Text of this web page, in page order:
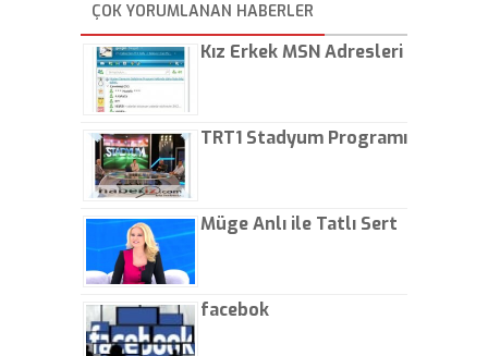
kaptırıyorsunuz. - Kayhan
Gezenti
ÇOK YORUMLANAN HABERLER
Kız Erkek MSN Adresleri
TRT1 Stadyum Programı
Müge Anlı ile Tatlı Sert
facebok